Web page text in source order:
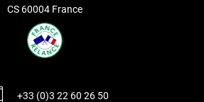
CS 60004 France
+33 (0)3 22 60 26 50